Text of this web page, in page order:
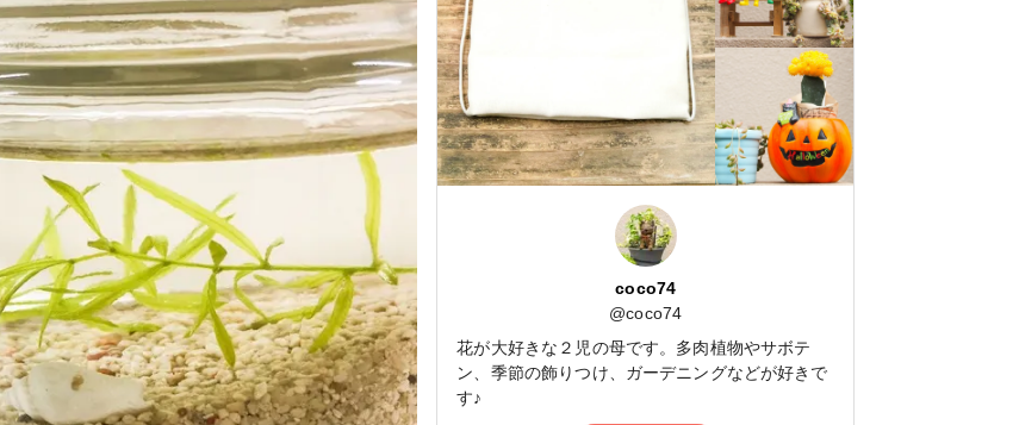
coco74
@coco74
花が大好きな２児の母です。多肉植物やサボテ
ン、季節の飾りつけ、ガーデニングなどが好きで
す♪